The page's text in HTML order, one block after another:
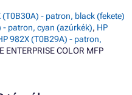
(T0B30A) - patron, black (fekete)
- patron, cyan (azúrkék), HP
982X (T0B29A) - patron,
ENTERPRISE COLOR MFP